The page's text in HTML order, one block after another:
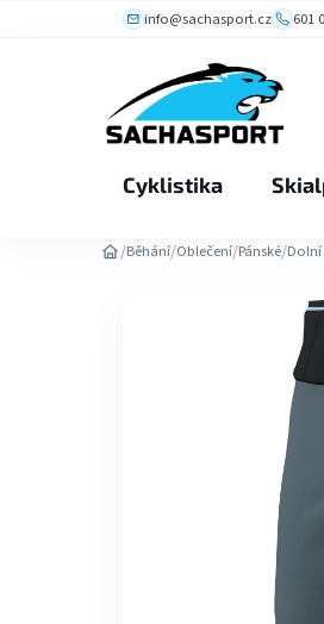
info@sachasport.cz 601
Cyklistika
/Běhání/Oblečení/Pánské/